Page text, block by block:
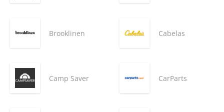
Brooklinen Cabelas
Camp Saver CarParts